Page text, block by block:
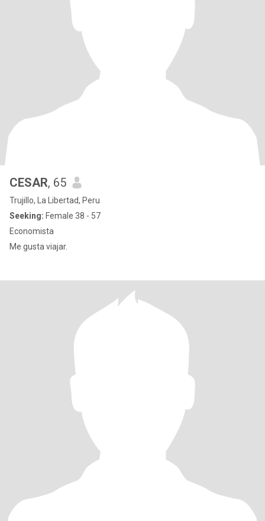
CESAR, 65
Trujillo, La Libertad, Peru
Seeking: Female 38 - 57
Economista
Me gusta viajar.